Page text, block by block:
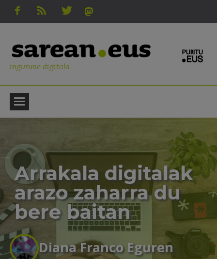
ingurune digitala
Arrakala digitalak
arazo zaharra du
bere baitan
Diana Franco Eguren